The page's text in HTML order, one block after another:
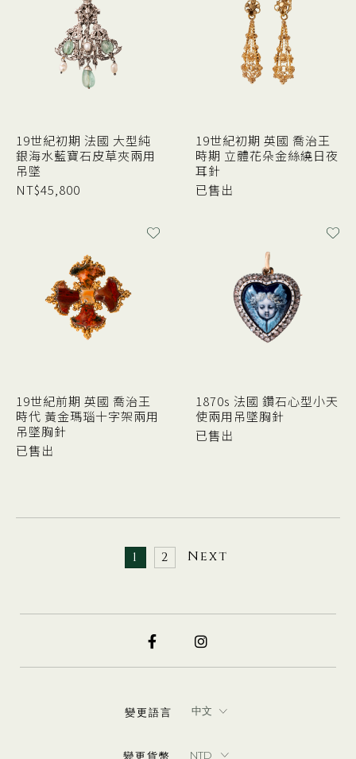
19世紀初期 法國 大型純
銀海水藍寶石皮草夾兩用
吊墜
NT$45,800
19世紀初期 英國 喬治王
時期 立體花朵金絲繞日夜
耳針
已售出
19世紀前期 英國 喬治王
時代 黃金瑪瑙十字架兩用
吊墜胸針
已售出
1870s 法國 鑽石心型小天
使兩用吊墜胸針
已售出
1 2 Next
變更語言